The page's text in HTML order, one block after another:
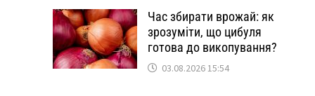
Час збирати врожай: як
зрозуміти, що цибуля
готова до викопування?
03.08.2026 15:54